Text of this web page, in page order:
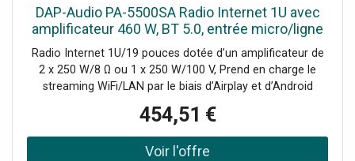
DAP-Audio PA-5500SA Radio Internet 1U avec
amplificateur 460 W, BT 5.0, entrée micro/ligne
et - Lecteur simple CD/DVD et MP3
Radio Internet 1U/19 pouces dotée d’un amplificateur de
2 x 250 W/8 Ω ou 1 x 250 W/100 V, Prend en charge le
streaming WiFi/LAN par le biais d’Airplay et d’Android
AAC+, ALAC, APE, FLAC, MP3 et WAV, BT 5.0 avec aptX
HD, Entrées auxiliaire et microphone à l’avant, 5 entrées de
ligne à l’arrière, Contrôle grâce à la télécommande et à
454,51 €